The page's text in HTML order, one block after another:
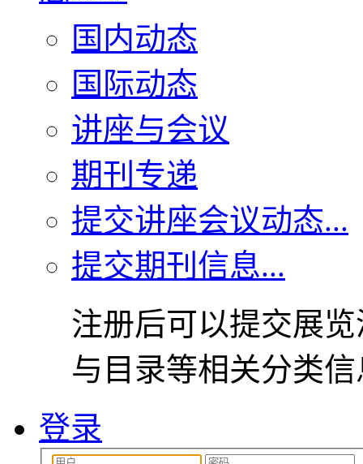
国内动态
国际动态
讲座与会议
期刊专递
提交讲座会议动态...
提交期刊信息...
注册后可以提交展
与目录等相关分类
登录